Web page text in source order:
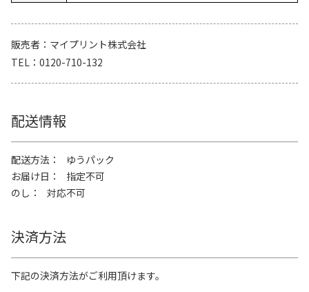
販売者
マイプリント株式会社
TEL
0120-710-132
配送情報
配送方法
ゆうパック
お届け日
指定不可
のし
対応不可
決済方法
下記の決済方法がご利用頂けます。